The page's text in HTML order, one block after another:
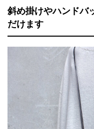
斜め掛けやハンドバ
だけます